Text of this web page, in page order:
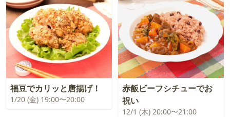
福豆でカリッと唐揚げ！
1/20 (金) 19:00〜20:00
赤飯ビーフシチューでお
祝い
12/1 (木) 20:00〜21:00